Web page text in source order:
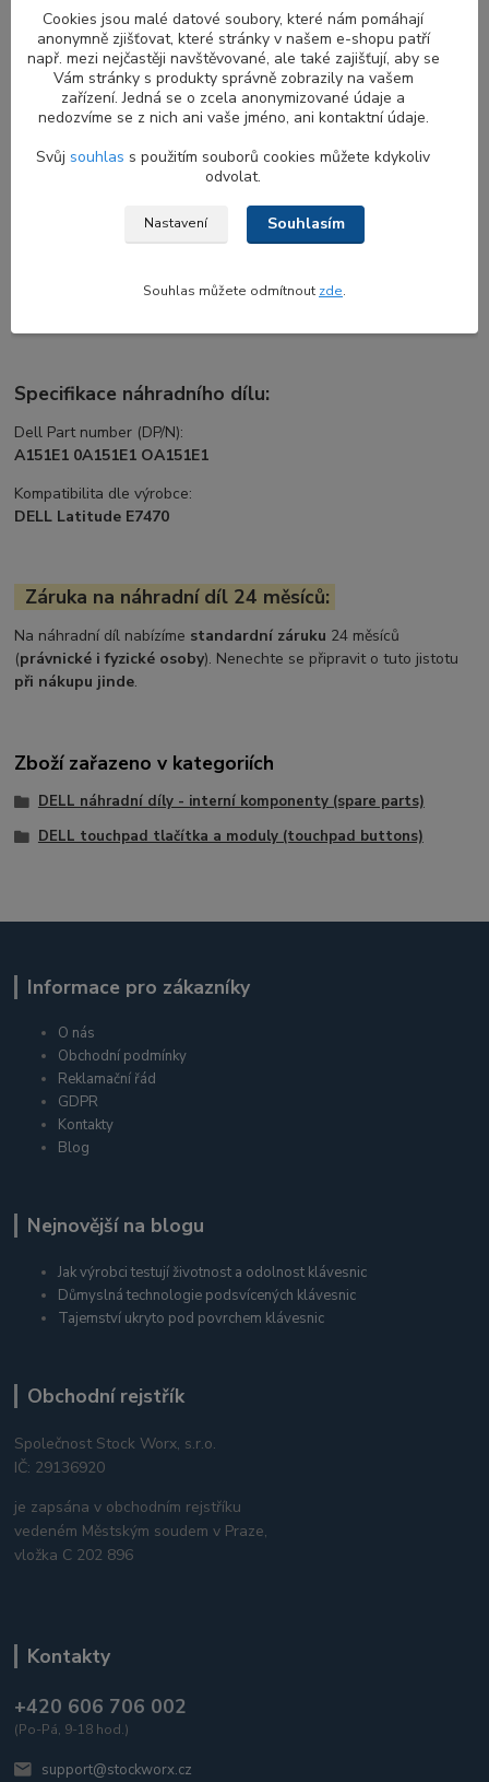
Co dělat v případě nefunkčních touchpad
mouse buttons u palmrestu
Pokud vášnotebook DELL Latitudedisponuje dual-pointing
klávesnicí (D-PTG) s trackpointem i
pokud dáváte přednost používání středového trackpointu. I v
nefunkčnostitěchtomyších tlačítekmůžete nadále
náhradu. Výběr ovládacího prvku záleží jen na vás a nastavení lze
Specifikace náhradního dílu:
Dell Part number (DP/N):
A151E1 0A151E1 OA151E1
Kompatibilita dle výrobce:
DELL Latitude E7470
Záruka na náhradní díl 24 měsíců:
Na náhradní díl nabízíme standardní záruku 24 měsíců
(právnické i fyzické osoby). Nenechte se připravit o tuto jistotu
při nákupu jinde.
Zboží zařazeno v kategoriích
DELL náhradní díly - interní komponenty (spare parts)
DELL touchpad tlačítka a moduly (touchpad buttons)
Informace pro zákazníky
O nás
Obchodní podmínky
Reklamační řád
GDPR
Kontakty
Blog
Nejnovější na blogu
Jak výrobci testují životnost a odolnost klávesnic
Důmyslná technologie podsvícených klávesnic
Tajemství ukryto pod povrchem klávesnic
Obchodní rejstřík
Společnost Stock Worx, s.r.o.
IČ: 29136920
je zapsána v obchodním rejstříku
vedeném Městským soudem v Praze,
vložka C 202 896
Kontakty
+420 606 706 002
(Po-Pá, 9-18 hod.)
support@stockworx.cz
Cookies jsou malé datové soubory, které nám pomáhají
anonymně zjišťovat, které stránky v našem e-shopu patří
např. mezi nejčastěji navštěvované, ale také zajišťují, aby se
Vám stránky s produkty správně zobrazily na vašem
zařízení. Jedná se o zcela anonymizované údaje a
nedozvíme se z nich ani vaše jméno, ani kontaktní údaje.
Svůj souhlas s použitím souborů cookies můžete kdykoliv
odvolat.
Nastavení Souhlasím
Souhlas můžete odmítnout zde.